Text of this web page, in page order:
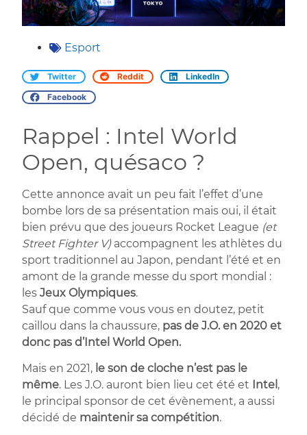
Esport
Twitter Reddit
LinkedIn
Facebook
Rappel : Intel World
Open, quésaco ?
Cette annonce avait un peu fait l’effet d’une
bombe lors de sa présentation mais oui, il était
bien prévu que des joueurs Rocket League (et
Street Fighter V)accompagnent les athlètes du
sport traditionnel au Japon, pendant l’été et en
amont de la grande messe du sport mondial :
lesJeux Olympiques.
Sauf que comme vous vous en doutez, petit
caillou dans la chaussure, pas de J.O. en 2020 et
donc pas d’Intel World Open.
Mais en 2021, le son de cloche n’est pas le
même. Les J.O. auront bien lieu cet été et Intel ,
le principal sponsor de cet évènement, a aussi
décidé de maintenir sa compétition.